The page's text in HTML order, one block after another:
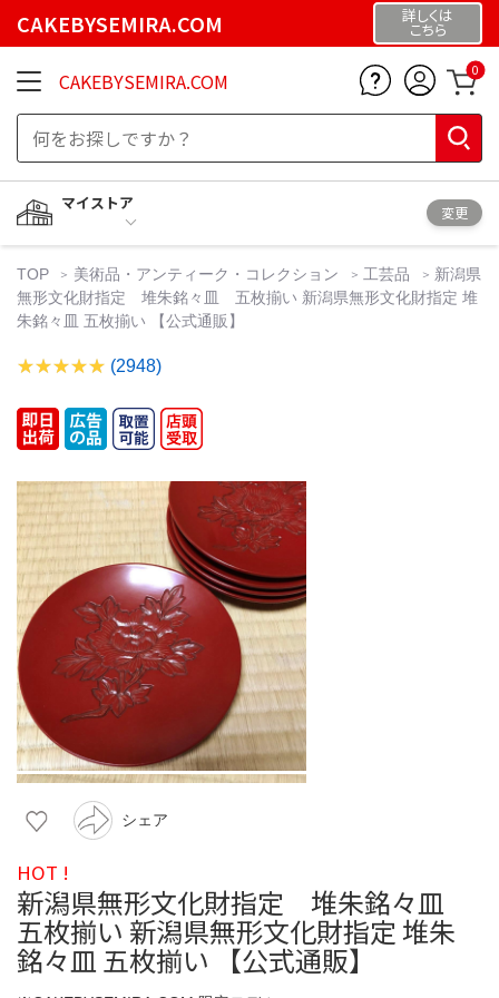
CAKEBYSEMIRA.COM 詳しくは
こちら
CAKEBYSEMIRA.COM 0
マイストア
変更
TOP 美術品・アンティーク・コレクション 工芸品
新潟県
無形文化財指定 堆朱銘々皿 五枚揃い 新潟県無形文化財指定 堆
朱銘々皿 五枚揃い 【公式通販】
(2948)
シェア
HOT !
新潟県無形文化財指定 堆朱銘々皿
五枚揃い 新潟県無形文化財指定 堆朱
銘々皿 五枚揃い 【公式通販】